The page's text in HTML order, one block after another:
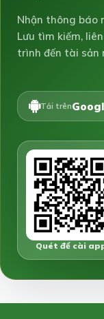
Nhận thông báo
Lưu tìm kiếm,
trình đến tài sản
Tải trên
Quét để cài